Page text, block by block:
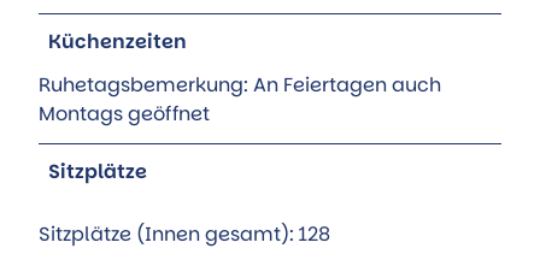
Küchenzeiten
Ruhetagsbemerkung: An Feiertagen auch
Montags geöffnet
Sitzplätze
Sitzplätze (Innen gesamt): 128